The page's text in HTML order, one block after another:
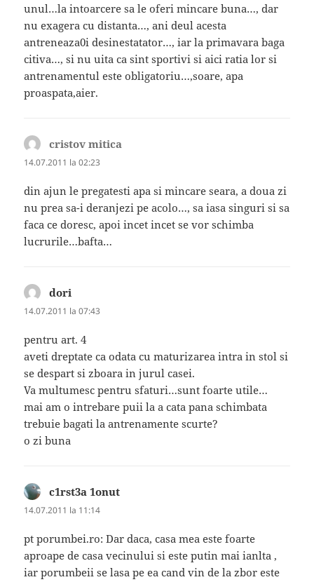
unul…la intoarcere sa le oferi mincare buna…, dar
nu exagera cu distanta…, ani deul acesta
antreneaza0i desinestatator…, iar la primavara baga
citiva…, si nu uita ca sint sportivi si aici ratia lor si
antrenamentul este obligatoriu…,soare, apa
proaspata,aier.
cristov mitica
14.07.2011 la 02:23
din ajun le pregatesti apa si mincare seara, a doua zi
nu prea sa-i deranjezi pe acolo…, sa iasa singuri si sa
faca ce doresc, apoi incet incet se vor schimba
lucrurile…bafta…
dori
14.07.2011 la 07:43
pentru art. 4
aveti dreptate ca odata cu maturizarea intra in stol si
se despart si zboara in jurul casei.
Va multumesc pentru sfaturi…sunt foarte utile…
mai am o intrebare puii la a cata pana schimbata
trebuie bagati la antrenamente scurte?
o zi buna
c1rst3a 1onut
14.07.2011 la 11:14
pt porumbei.ro: Dar daca, casa mea este foarte
aproape de casa vecinului si este putin mai ianlta ,
iar porumbeii se lasa pe ea cand vin de la zbor este